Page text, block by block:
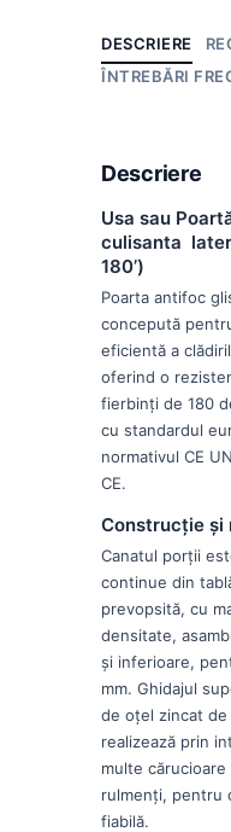
DESCRIERE
ÎNTREBĂRI
Descriere
Usa sau
culisanta
180’)
Poarta antifoc
concepută
eficientă a
oferind o
fierbinți de 180
cu standardul
normativul CE
CE.
Construcție și
Canatul porții
continue din
prevopsită, cu
densitate,
și inferioare,
mm. Ghidajul
de oțel zincat de
realizează prin
multe
rulmenți, pentru
fiabilă.